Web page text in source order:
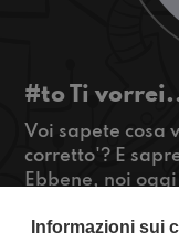
#to Ti
Voi sapete cosa
corretto'? E
Ebbene, noi
Golden Globes
Informazioni sui